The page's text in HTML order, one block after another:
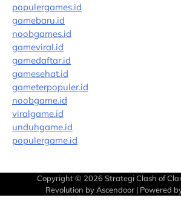
populergames.id
gamebaru.id
noobgames.id
gameviral.id
gamedaftar.id
gamesehat.id
gameterpopuler.id
noobgame.id
viralgame.id
unduhgame.id
populergame.id
Copyright © 2026 Strategi Clash of
Revolution byAscendoor | Powered